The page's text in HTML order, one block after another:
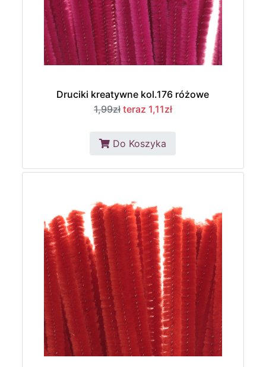
Druciki kreatywne kol.176 różowe
1,99zł teraz 1,11zł
Do Koszyka